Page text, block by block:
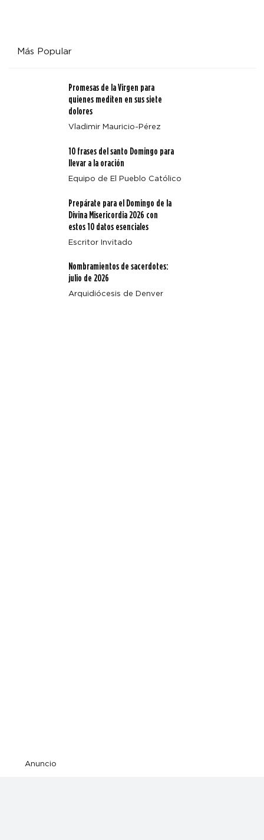
Más Popular
Promesas de la Virgen para
quienes mediten en sus siete
dolores
Vladimir Mauricio-Pérez
10 frases del santo Domingo para
llevar a la oración
Equipo de El Pueblo Católico
Prepárate para el Domingo de la
Divina Misericordia 2026 con
estos 10 datos esenciales
Escritor Invitado
Nombramientos de sacerdotes:
julio de 2026
Arquidiócesis de Denver
Anuncio